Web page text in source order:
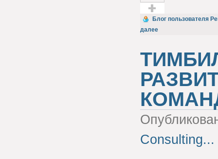
Голос за!
Блог пользователя
далее
Consulting...